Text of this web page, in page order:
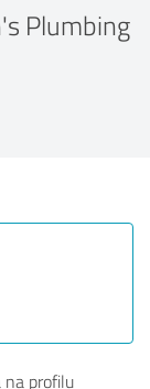
Plumbing
na profilu